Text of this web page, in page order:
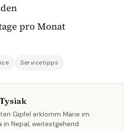
pro Monat
Servicetipps
Gipfel erklomm Marie im
in Nepal, weitestgehend